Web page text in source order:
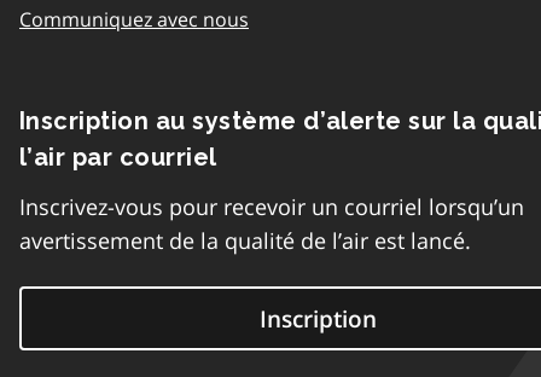
Communiquez avec nous
Inscription au système d’alerte sur la
l’air par courriel
Inscrivez-vous pour recevoir un courriel lorsqu’un
avertissement de la qualité de l’air est lancé.
Inscription